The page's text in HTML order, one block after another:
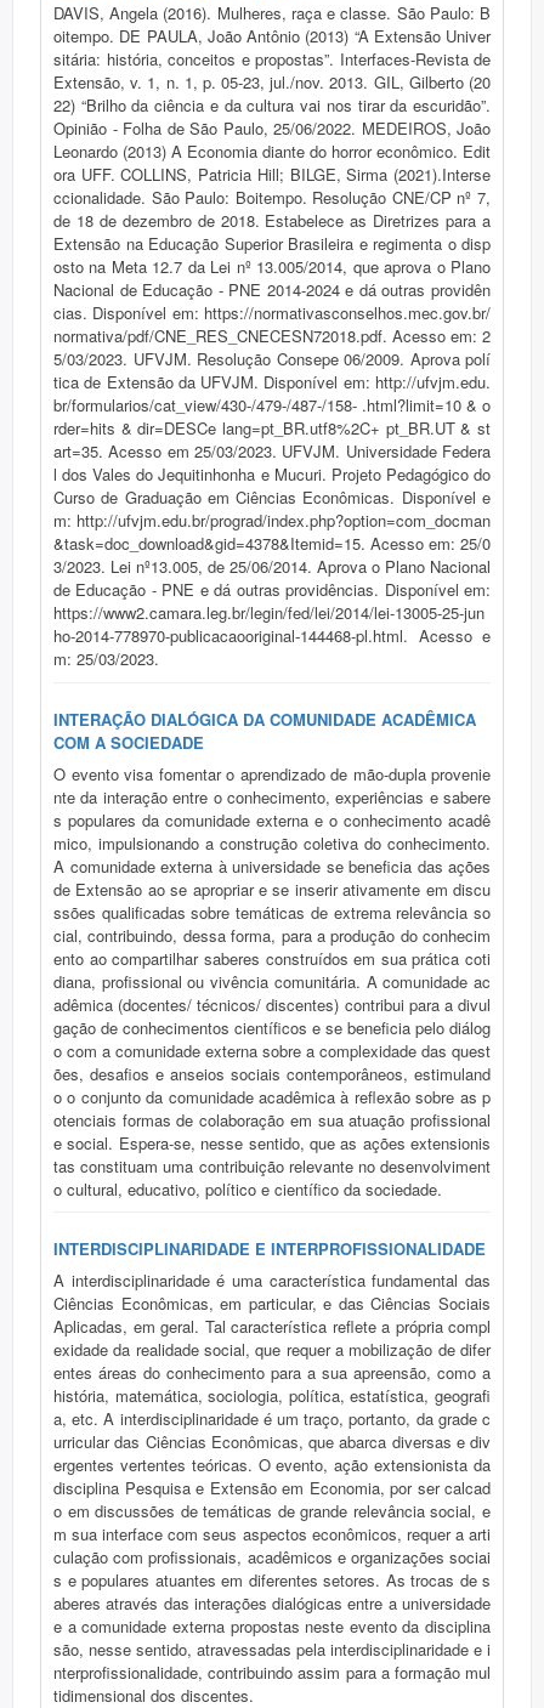
DAVIS, Angela (2016). Mulheres, raça e classe. São Paulo: B
oitempo. DE PAULA, João Antônio (2013) “A Extensão Univer
sitária: história, conceitos e propostas”. Interfaces-Revista de
Extensão, v. 1, n. 1, p. 05-23, jul./nov. 2013. GIL, Gilberto (20
22) “Brilho da ciência e da cultura vai nos tirar da escuridão”.
Opinião - Folha de São Paulo, 25/06/2022. MEDEIROS, João
Leonardo (2013) A Economia diante do horror econômico. Edit
ora UFF. COLLINS, Patricia Hill; BILGE, Sirma (2021).Interse
ccionalidade. São Paulo: Boitempo. Resolução CNE/CP nº 7,
de 18 de dezembro de 2018. Estabelece as Diretrizes para a
Extensão na Educação Superior Brasileira e regimenta o disp
osto na Meta 12.7 da Lei nº 13.005/2014, que aprova o Plano
Nacional de Educação - PNE 2014-2024 e dá outras providên
cias. Disponível em: https://normativasconselhos.mec.gov.br/
normativa/pdf/CNE_RES_CNECESN72018.pdf. Acesso em: 2
5/03/2023. UFVJM. Resolução Consepe 06/2009. Aprova polí
tica de Extensão da UFVJM. Disponível em: http://ufvjm.edu.
br/formularios/cat_view/430-/479-/487-/158- .html?limit=10 & o
rder=hits & dir=DESCe lang=pt_BR.utf8%2C+ pt_BR.UT & st
art=35. Acesso em 25/03/2023. UFVJM. Universidade Federa
l dos Vales do Jequitinhonha e Mucuri. Projeto Pedagógico do
Curso de Graduação em Ciências Econômicas. Disponível e
m: http://ufvjm.edu.br/prograd/index.php?option=com_docman
&task=doc_download&gid=4378&Itemid=15. Acesso em: 25/0
3/2023. Lei nº13.005, de 25/06/2014. Aprova o Plano Nacional
de Educação - PNE e dá outras providências. Disponível em:
https://www2.camara.leg.br/legin/fed/lei/2014/lei-13005-25-jun
ho-2014-778970-publicacaooriginal-144468-pl.html. Acesso e
m: 25/03/2023.
INTERAÇÃO DIALÓGICA DA COMUNIDADE ACADÊMICA
COM A SOCIEDADE
O evento visa fomentar o aprendizado de mão-dupla provenie
nte da interação entre o conhecimento, experiências e sabere
s populares da comunidade externa e o conhecimento acadê
mico, impulsionando a construção coletiva do conhecimento.
A comunidade externa à universidade se beneficia das ações
de Extensão ao se apropriar e se inserir ativamente em discu
ssões qualificadas sobre temáticas de extrema relevância so
cial, contribuindo, dessa forma, para a produção do conhecim
ento ao compartilhar saberes construídos em sua prática coti
diana, profissional ou vivência comunitária. A comunidade ac
adêmica (docentes/ técnicos/ discentes) contribui para a divul
gação de conhecimentos científicos e se beneficia pelo diálog
o com a comunidade externa sobre a complexidade das quest
ões, desafios e anseios sociais contemporâneos, estimuland
o o conjunto da comunidade acadêmica à reflexão sobre as p
otenciais formas de colaboração em sua atuação profissional
e social. Espera-se, nesse sentido, que as ações extensionis
tas constituam uma contribuição relevante no desenvolviment
o cultural, educativo, político e científico da sociedade.
INTERDISCIPLINARIDADE E INTERPROFISSIONALIDADE
A interdisciplinaridade é uma característica fundamental das
Ciências Econômicas, em particular, e das Ciências Sociais
Aplicadas, em geral. Tal característica reflete a própria compl
exidade da realidade social, que requer a mobilização de difer
entes áreas do conhecimento para a sua apreensão, como a
história, matemática, sociologia, política, estatística, geografi
a, etc. A interdisciplinaridade é um traço, portanto, da grade c
urricular das Ciências Econômicas, que abarca diversas e div
ergentes vertentes teóricas. O evento, ação extensionista da
disciplina Pesquisa e Extensão em Economia, por ser calcad
o em discussões de temáticas de grande relevância social, e
m sua interface com seus aspectos econômicos, requer a arti
culação com profissionais, acadêmicos e organizações sociai
s e populares atuantes em diferentes setores. As trocas de s
aberes através das interações dialógicas entre a universidade
e a comunidade externa propostas neste evento da disciplina
são, nesse sentido, atravessadas pela interdisciplinaridade e i
nterprofissionalidade, contribuindo assim para a formação mul
tidimensional dos discentes.